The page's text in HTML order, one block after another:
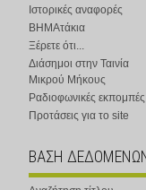
Ιστορικές αναφορές
ΒΗΜΑτάκια
Ξέρετε ότι...
Διάσημοι στην Ταινία
Μικρού Μήκους
Ραδιοφωνικές εκπομπές
Προτάσεις για το site
ΒΑΣΗ